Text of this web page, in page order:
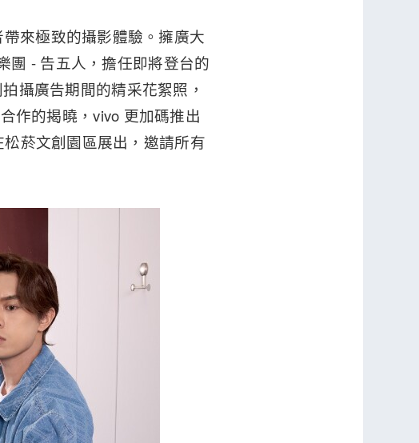
來極致的攝影體驗。擁廣大
團 - 告五人，擔任即將登台的
攝廣告期間的精采花絮照，
作的揭曉，vivo 更加碼推出
菸文創園區展出，邀請所有